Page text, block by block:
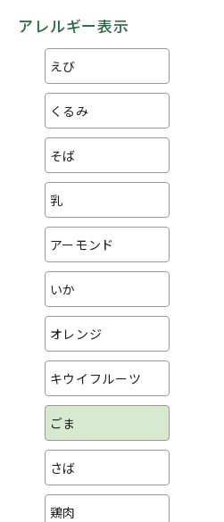
アレルギー表示
えび
くるみ
そば
乳
アーモンド
いか
オレンジ
キウイフルーツ
ごま
さば
鶏肉